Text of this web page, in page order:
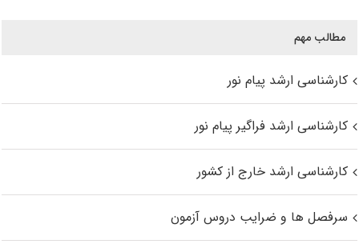
مطالب مهم
کارشناسی ارشد پیام نور
کارشناسی ارشد فراگیر پیام نور
کارشناسی ارشد خارج از کشور
سرفصل ها و ضرایب دروس آزمون